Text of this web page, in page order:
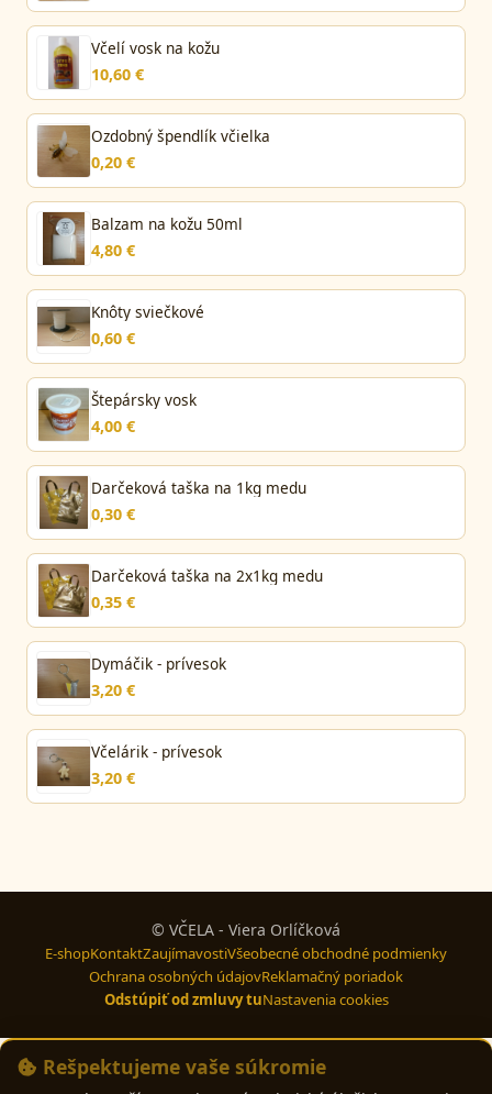
Včelí vosk na kožu
10,60 €
Ozdobný špendlík včielka
0,20 €
Balzam na kožu 50ml
4,80 €
Knôty sviečkové
0,60 €
Štepársky vosk
4,00 €
Darčeková taška na 1kg medu
0,30 €
Darčeková taška na 2x1kg medu
0,35 €
Dymáčik - prívesok
3,20 €
Včelárik - prívesok
3,20 €
© VČELA - Viera Orlíčková
E-shopKontaktZaujímavostiVšeobecné obchodné podmienky
Ochrana osobných údajovReklamačný poriadok
Odstúpiť od zmluvy tuNastavenia cookies
Rešpektujeme vaše súkromie